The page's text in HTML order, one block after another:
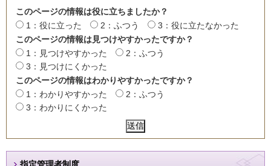
このページの情報は役に立ちましたか？
1：役に立った
2：ふつう
3：役に立たなかった
このページの情報は見つけやすかったですか？
1：見つけやすかった
2：ふつう
3：見つけにくかった
このページの情報はわかりやすかったですか？
1：わかりやすかった
2：ふつう
3：わかりにくかった